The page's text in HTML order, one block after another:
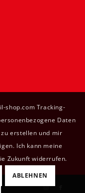
shop.com Tracking-
Daten
erstellen und mir
Ich kann meine
Zukunft widerrufen.
ABLEHNEN